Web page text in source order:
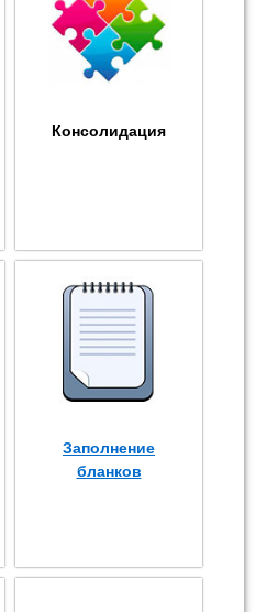
Консолидация
Заполнение
бланков